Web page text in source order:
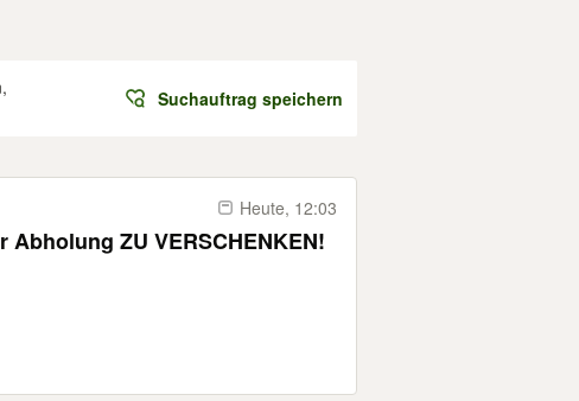
Suchauftrag speichern
Heute, 12:03
ZU VERSCHENKEN!